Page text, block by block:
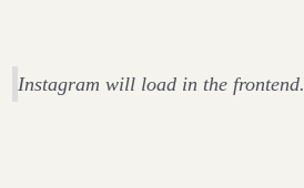
Instagram will load in the frontend.